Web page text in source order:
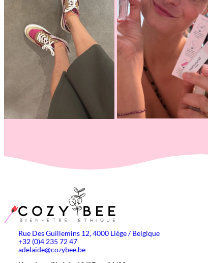
Rue Des Guillemins 12, 4000 Liège / Belgique
+32 (0)4 235 72 47
adelaide@cozybee.be